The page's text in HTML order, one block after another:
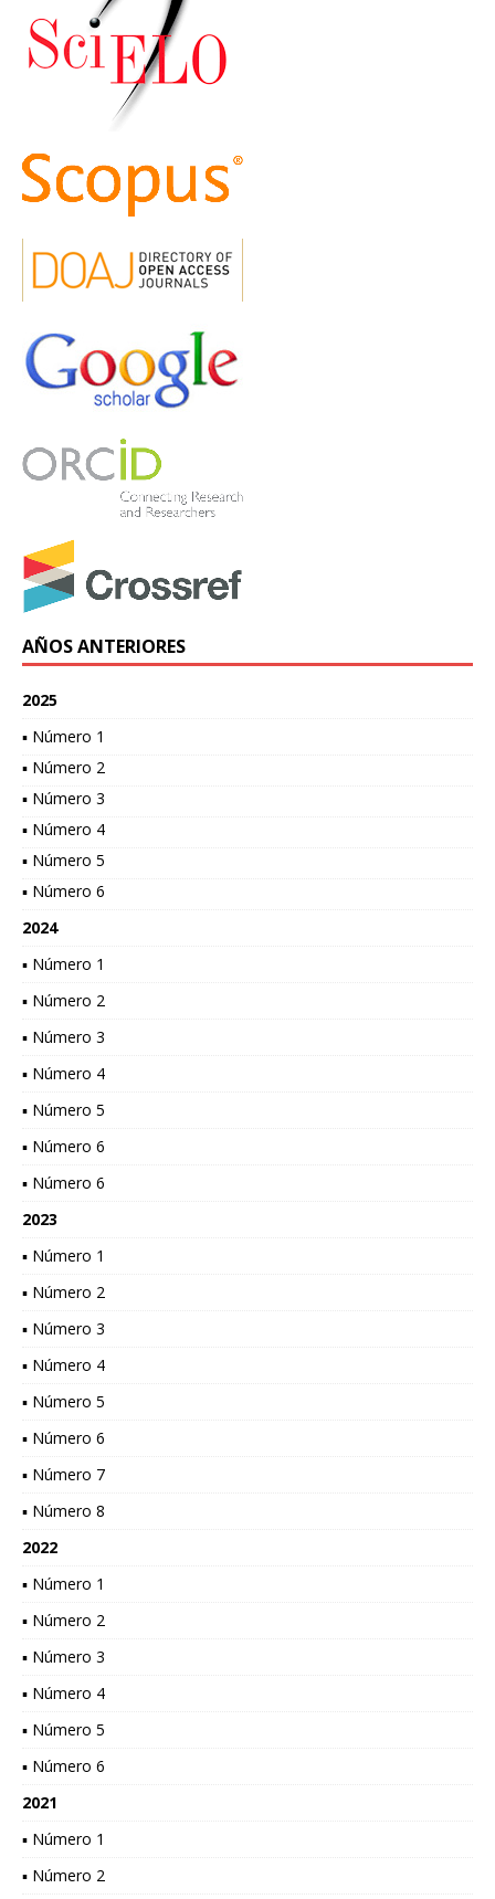
AÑOS ANTERIORES
2025
▪ Número 1
▪ Número 2
▪ Número 3
▪ Número 4
▪ Número 5
▪ Número 6
2024
▪ Número 1
▪ Número 2
▪ Número 3
▪ Número 4
▪ Número 5
▪ Número 6
▪ Número 6
2023
▪ Número 1
▪ Número 2
▪ Número 3
▪ Número 4
▪ Número 5
▪ Número 6
▪ Número 7
▪ Número 8
2022
▪ Número 1
▪ Número 2
▪ Número 3
▪ Número 4
▪ Número 5
▪ Número 6
2021
▪ Número 1
▪ Número 2